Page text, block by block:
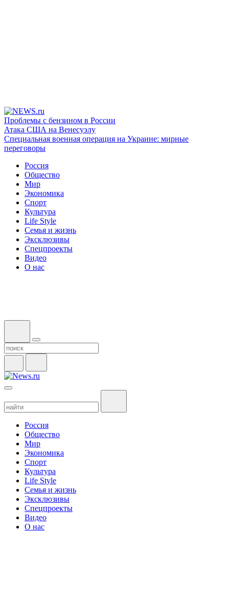
Проблемы с бензином в России
Атака США на Венесуэлу
Специальная военная операция на Украине: мирные
переговоры
Россия
Общество
Мир
Экономика
Спорт
Культура
Life Style
Семья и жизнь
Эксклюзивы
Спецпроекты
Видео
О нас
Россия
Общество
Мир
Экономика
Спорт
Культура
Life Style
Семья и жизнь
Эксклюзивы
Спецпроекты
Видео
О нас